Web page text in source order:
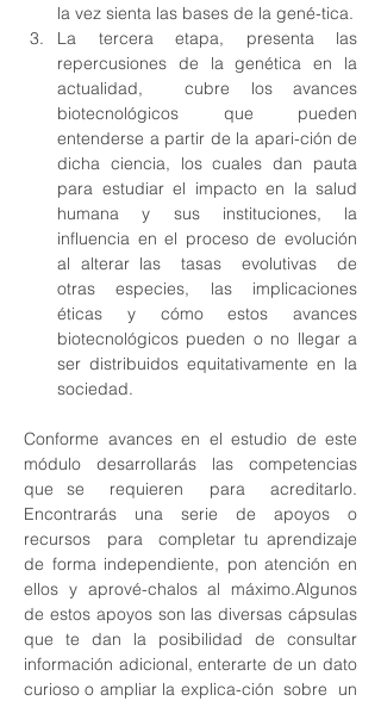
la vez sienta las bases de la gené-tica.
La  tercera  etapa,  presenta  las
repercusiones  de  la  genética  en  la
actualidad,  cubre los avances
biotecnológicos que pueden
entenderse a partir de la apari-ción de
dicha ciencia, los cuales dan pauta
para estudiar el impacto en la salud
humana y sus instituciones, la
influencia en el proceso de evolución
al alterar las  tasas  evolutivas  de
otras  especies,  las  implicaciones
éticas  y  cómo  estos  avances
biotecnológicos pueden o no llegar a
ser distribuidos equitativamente en la
sociedad.
Conforme avances en el estudio de este
módulo desarrollarás las competencias
que se  requieren  para  acreditarlo.
Encontrarás  una  serie  de  apoyos  o
recursos  para  completar tu aprendizaje
de forma independiente, pon atención en
ellos y aprové-chalos al máximo.Algunos
de estos apoyos son las diversas cápsulas
que te dan la posibilidad de consultar
información adicional, enterarte de un dato
curioso o ampliar la explica-ción  sobre  un